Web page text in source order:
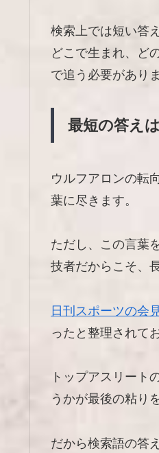
検索上では短い答
どこで生まれ、ど
で追う必要がありま
最短の答え
ウルフアロンの転
葉に尽きます。
ただし、この言葉
技者だからこそ、
日刊スポーツの会
ったと整理されて
トップアスリート
うかが最後の粘り
だから検索語の答